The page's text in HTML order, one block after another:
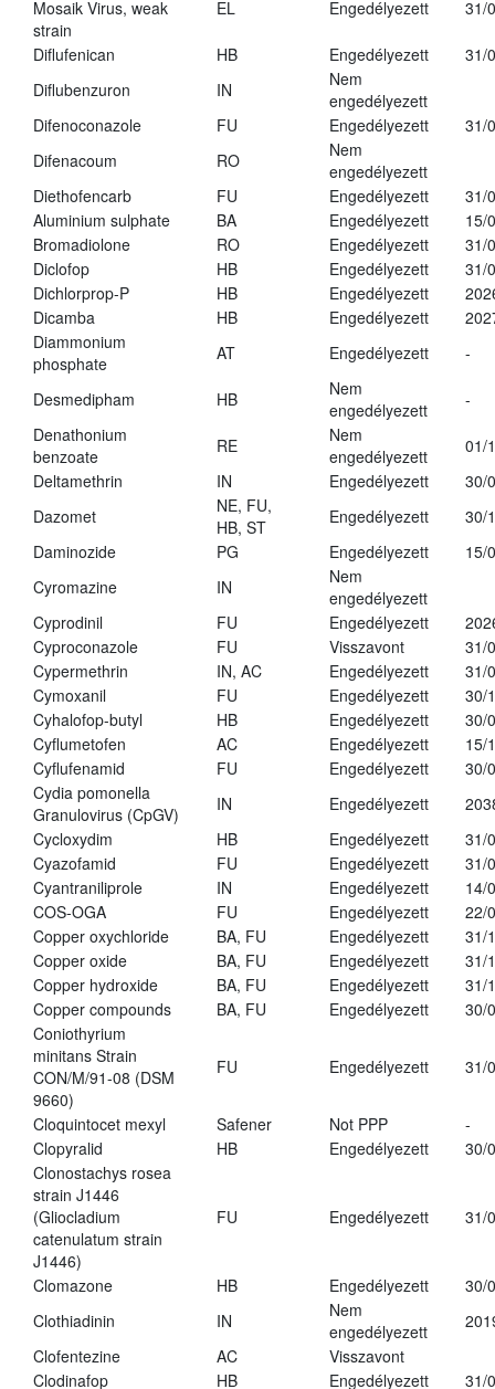
Mosaik Virus, weak
strain
EL Engedélyezett 31/
Diflufenican HB Engedélyezett
31/
Diflubenzuron
IN
Nem
engedélyezett
Difenoconazole
FU Engedélyezett
31/
Difenacoum
RO
Nem
engedélyezett
Diethofencarb
FU Engedélyezett
31/
Aluminium sulphate
BA Engedélyezett
15/
Bromadiolone
RO Engedélyezett
31/
Diclofop
HB Engedélyezett
31/
Dichlorprop-P
HB Engedélyezett
Dicamba
HB Engedélyezett
Diammonium
phosphate
AT Engedélyezett -
Desmedipham HB
Nem
engedélyezett
-
Denathonium
benzoate
RE
Nem
engedélyezett
01/
Deltamethrin
IN Engedélyezett
30/
Dazomet
NE, FU,
HB, ST
Engedélyezett
30/
Daminozide
PG Engedélyezett
15/
Cyromazine
IN
Nem
engedélyezett
Cyprodinil
FU Engedélyezett
Cyproconazole
FU Visszavont
31/
Cypermethrin
IN, AC Engedélyezett
31/
Cymoxanil
FU Engedélyezett
30/
Cyhalofop-butyl
HB Engedélyezett
30/
Cyflumetofen
AC Engedélyezett
15/
Cyflufenamid
FU Engedélyezett
30/
Cydia pomonella
Granulovirus (CpGV)
IN Engedélyezett
Cycloxydim
HB Engedélyezett
31/
Cyazofamid
FU Engedélyezett
31/
Cyantraniliprole
IN Engedélyezett
14/
COS-OGA
FU Engedélyezett
22/
Copper oxychloride
BA, FU Engedélyezett
31/
Copper oxide
BA, FU Engedélyezett
31/
Copper hydroxide
BA, FU Engedélyezett
31/
Copper compounds
BA, FU Engedélyezett
30/
Coniothyrium
minitans Strain
CON/M/91-08 (DSM
9660)
FU Engedélyezett 31/
Cloquintocet mexyl Safener Not PPP
-
Clopyralid
HB Engedélyezett
30/
Clonostachys rosea
strain J1446
(Gliocladium
catenulatum strain
J1446)
FU Engedélyezett 31/
Clomazone HB Engedélyezett
30/
Clothiadinin
IN
Nem
engedélyezett
Clofentezine
AC
Visszavont
Clodinafop
HB Engedélyezett 31/